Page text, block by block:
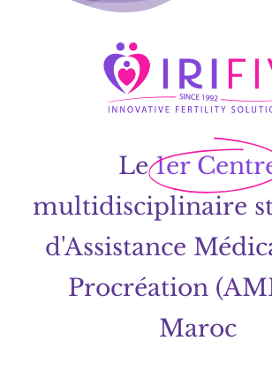
Le 1er
multidisciplinaire
d'Assistance
Procréation
Maroc